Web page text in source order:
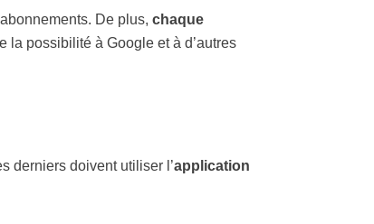
De plus, chaque
la possibilité à Google et à d’autres
derniers doivent utiliser l’application